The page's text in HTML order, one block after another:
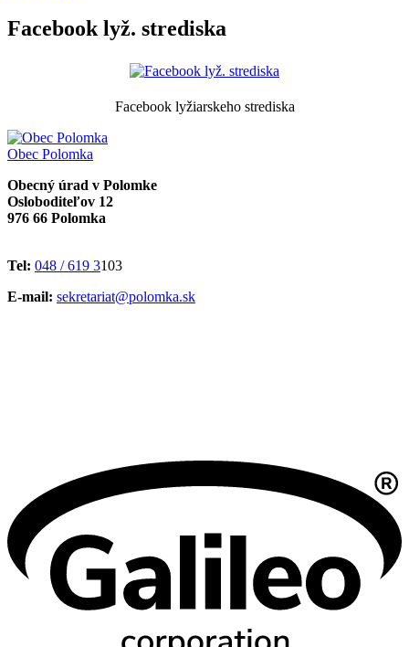
Facebook lyž. strediska
Facebook lyžiarskeho strediska
Obec Polomka
Obecný úrad v Polomke
Osloboditeľov 12
976 66 Polomka
Tel: 048 / 619 3103
E-mail: sekretariat@polomka.sk